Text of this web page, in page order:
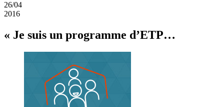
26/04
2016
« Je suis un programme d’ETP…